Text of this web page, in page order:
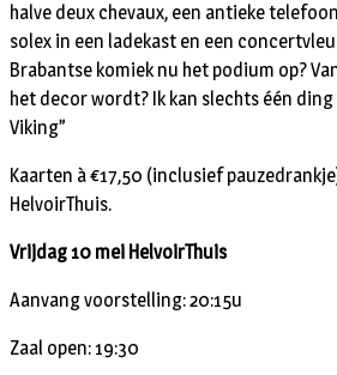
halve deux chevaux, een antieke
solex in een ladekast en een
Brabantse komiek nu het podium op?
het decor wordt? Ik kan slechts één ding
Viking”
Kaarten à €17,50 (inclusief
HelvoirThuis.
Vrijdag 10 mei HelvoirThuis
Aanvang voorstelling: 20:15u
Zaal open: 19:30